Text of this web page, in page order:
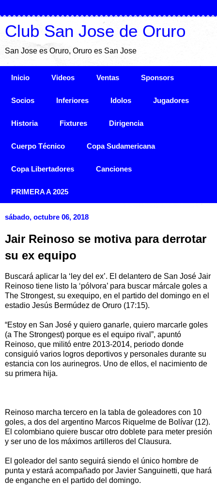
Club San Jose de Oruro
San Jose es Oruro, Oruro es San Jose
Inicio Videos Ventas Sponsors
Socios Inferiores Idolos Jugadores
Historia Fixtures Dirigencia
Cuerpo Técnico Copa Sudamericana
Copa Libertadores Canciones
PRIMERA A 2025
sábado, octubre 06, 2018
Jair Reinoso se motiva para derrotar
su ex equipo
Buscará aplicar la ‘ley del ex’. El delantero de San José Jair
Reinoso tiene listo la ‘pólvora’ para buscar márcale goles a
The Strongest, su exequipo, en el partido del domingo en el
estadio Jesús Bermúdez de Oruro (17:15).
“Estoy en San José y quiero ganarle, quiero marcarle goles
(a The Strongest) porque es el equipo rival”, apuntó
Reinoso, que militó entre 2013-2014, periodo donde
consiguió varios logros deportivos y personales durante su
estancia con los aurinegros. Uno de ellos, el nacimiento de
su primera hija.
Reinoso marcha tercero en la tabla de goleadores con 10
goles, a dos del argentino Marcos Riquelme de Bolívar (12).
El colombiano quiere buscar otro doblete para meter presión
y ser uno de los máximos artilleros del Clausura.
El goleador del santo seguirá siendo el único hombre de
punta y estará acompañado por Javier Sanguinetti, que hará
de enganche en el partido del domingo.